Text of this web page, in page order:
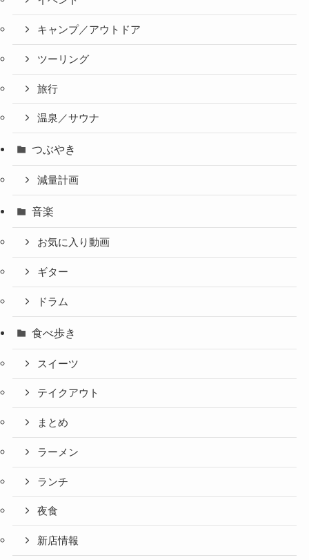
キャンプ／アウトドア
ツーリング
旅行
温泉／サウナ
つぶやき
減量計画
音楽
お気に入り動画
ギター
ドラム
食べ歩き
スイーツ
テイクアウト
まとめ
ラーメン
ランチ
夜食
新店情報